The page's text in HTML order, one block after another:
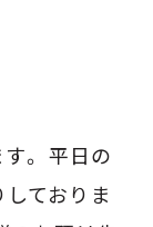
。 平日の
ておりま